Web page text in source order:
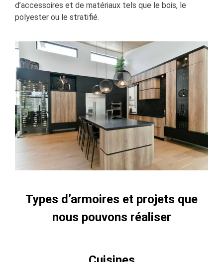
d’accessoires et de matériaux tels que le bois, le
polyester ou le stratifié.
Types d’armoires et projets que
nous pouvons réaliser